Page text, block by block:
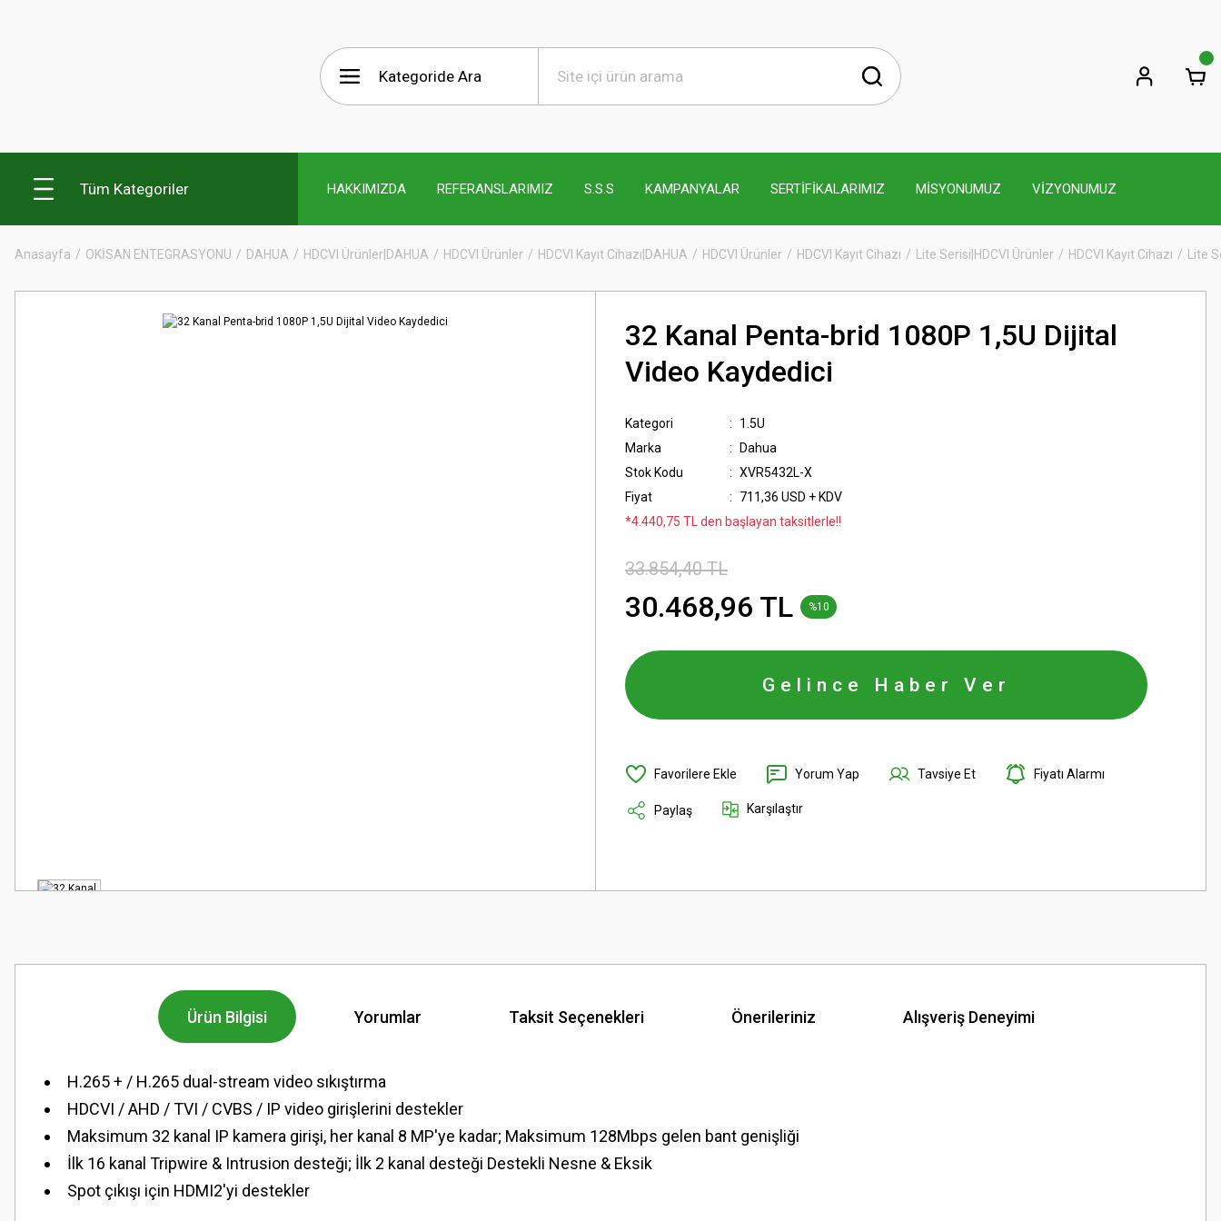
Tüm Kategoriler HAKKIMIZDA REFERANSLARIMIZ S.S.S KAMPANYALAR SERTİFİKALARIMIZ MİSYONUMUZ VİZYONUMUZ
Anasayfa OKİSAN ENTEGRASYONU DAHUA HDCVI Ürünler|DAHUA HDCVI Ürünler HDCVI Kayıt Cihazı|DAHUA HDCVI Ürünler HDCVI Kayıt Cihazı Lite Serisi|HDCVI Ürünler HDCVI Kayıt Cihazı Lite
32 Kanal Penta-brid 1080P 1,5U Dijital
Video Kaydedici
Kategori
1.5U
Marka
Dahua
Stok Kodu
XVR5432L-X
Fiyat
711,36 USD + KDV
*4.440,75 TL den başlayan taksitlerle!!
33.854,40 TL
30.468,96 TL %10
Gelince Haber Ver
Yorum Yap Tavsiye Et Fiyatı Alarmı
Paylaş Karşılaştır
Ürün Bilgisi Yorumlar Taksit Seçenekleri Önerileriniz Alışveriş Deneyimi
H.265 + / H.265 dual-stream video sıkıştırma
HDCVI / AHD / TVI / CVBS / IP video girişlerini destekler
Maksimum 32 kanal IP kamera girişi, her kanal 8 MP'ye kadar; Maksimum 128Mbps gelen bant genişliği
İlk 16 kanal Tripwire & Intrusion desteği; İlk 2 kanal desteği Destekli Nesne & Eksik
Spot çıkışı için HDMI2'yi destekler